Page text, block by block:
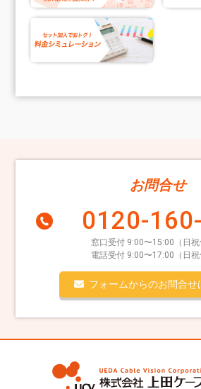
お問合せ
0120-
窓口受付 9:00〜15:00（日祝
電話受付 9:00〜17:00（日祝
フォームからのお問合せ